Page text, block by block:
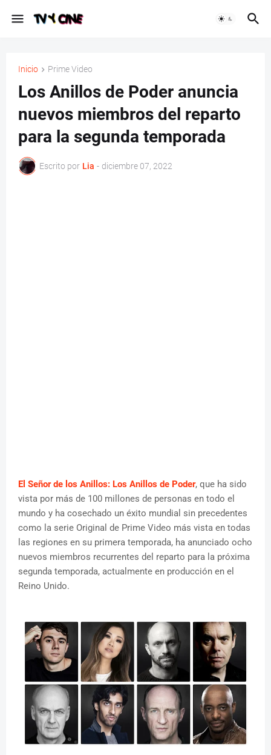
Inicio Prime Video
Los Anillos de Poder anuncia
nuevos miembros del reparto
para la segunda temporada
Escrito por Lia - diciembre 07, 2022
El Señor de los Anillos: Los Anillos de Poder, que ha sido
vista por más de 100 millones de personas en todo el
mundo y ha cosechado un éxito mundial sin precedentes
como la serie Original de Prime Video más vista en todas
las regiones en su primera temporada, ha anunciado ocho
nuevos miembros recurrentes del reparto para la próxima
segunda temporada, actualmente en producción en el
Reino Unido.